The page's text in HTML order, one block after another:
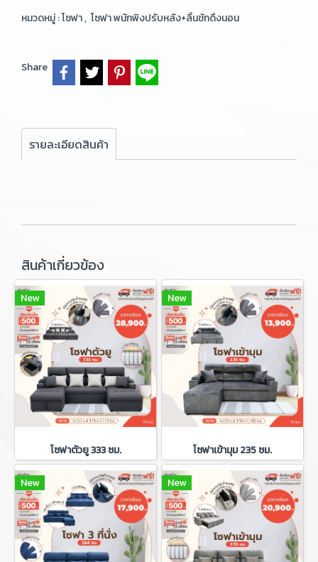
หมวดหมู่ :โซฟา, โซฟา พนักพิงปรับหลัง+ลิ้นชักดึงนอน
Share
รายละเอียดสินค้า
สินค้าเกี่ยวข้อง
New
โซฟาตัวยู 333 ซม.
New
โซฟาเข้ามุม 235 ซม.
New New